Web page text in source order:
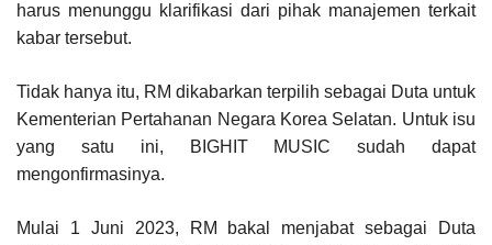
harus menunggu klarifikasi dari pihak manajemen terkait
kabar tersebut.
Tidak hanya itu, RM dikabarkan terpilih sebagai Duta untuk
Kementerian Pertahanan Negara Korea Selatan. Untuk isu
yang satu ini, BIGHIT MUSIC sudah dapat
mengonfirmasinya.
Mulai 1 Juni 2023, RM bakal menjabat sebagai Duta